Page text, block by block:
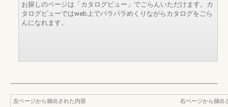
お探しのページは「カタログビュー」でごらんいただけます。カ
タログビューではweb上でパラパラめくりながらカタログをごら
んになれます。
左ページから抽出された内容
右ページから抽出